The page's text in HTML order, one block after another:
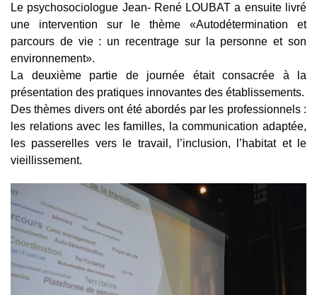
Le psychosociologue Jean- René LOUBAT a ensuite livré
une intervention sur le thème «Autodétermination et
parcours de vie : un recentrage sur la personne et son
environnement».
La deuxième partie de journée était consacrée à la
présentation des pratiques innovantes des établissements.
Des thèmes divers ont été abordés par les professionnels :
les relations avec les familles, la communication adaptée,
les passerelles vers le travail, l’inclusion, l’habitat et le
vieillissement.